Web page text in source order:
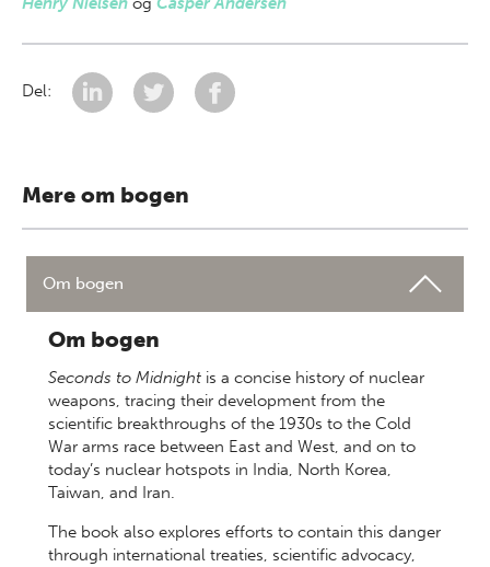
Del:
Mere om bogen
Om bogen
Om bogen
Seconds to Midnight is a concise history of nuclear
weapons, tracing their development from the
scientific breakthroughs of the 1930s to the Cold
War arms race between East and West, and on to
today’s nuclear hotspots in India, North Korea,
Taiwan, and Iran.
The book also explores efforts to contain this danger
through international treaties, scientific advocacy,